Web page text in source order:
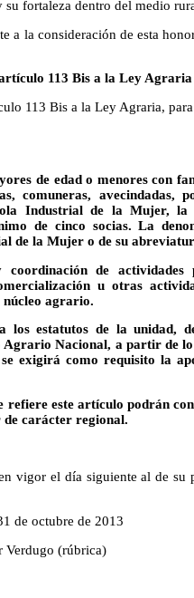
su fortaleza dentro del medio
a la consideración de esta
113 Bis a la Ley Agraria
113 Bis a la Ley Agraria,
de edad o menores con
comuneras, avecindadas,
Industrial de la Mujer, la
de cinco socias. La
de la Mujer o de su
de actividades
u otras
núcleo agrario.
los estatutos de la unidad,
Agrario Nacional, a partir de
exigirá como requisito la
refiere este artículo podrán
carácter regional.
vigor el día siguiente al de
de octubre de 2013
Verdugo (rúbrica)